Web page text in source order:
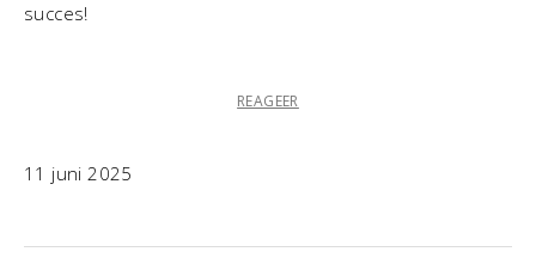
succes!
REAGEER
11 juni 2025